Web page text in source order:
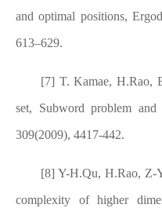
and optimal positions,
613–629.
[7] T. Kamae, H.Rao,
set, Subword problem
309(2009), 4417-442.
[8] Y-H.Qu, H.Rao, Z-
complexity of higher